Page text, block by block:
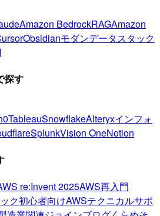
Amazon BedrockRAGAmazon
Obsidianモダンデータスタック
探す
TableauSnowflakeAlteryxインフォ
SplunkVision OneNotion
re:Invent 2025AWS再入門
ク初心者向けAWSテクニカルサポ